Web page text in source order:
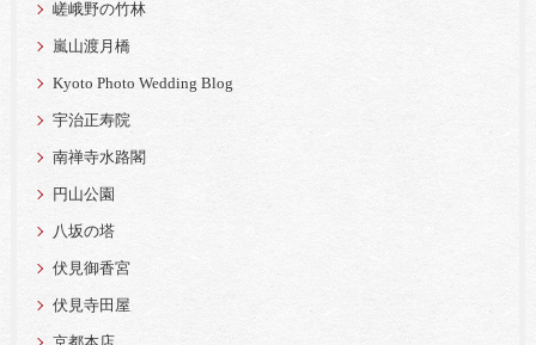
嵯峨野の竹林
嵐山渡月橋
Kyoto Photo Wedding Blog
宇治正寿院
南禅寺水路閣
円山公園
八坂の塔
伏見御香宮
伏見寺田屋